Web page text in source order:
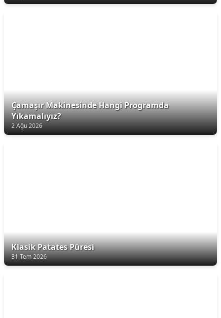
Çamaşır Makinesinde Hangi Programda
Yıkamalıyız?
2 Ağu 2026
Klasik Patates Püresi
31 Tem 2026